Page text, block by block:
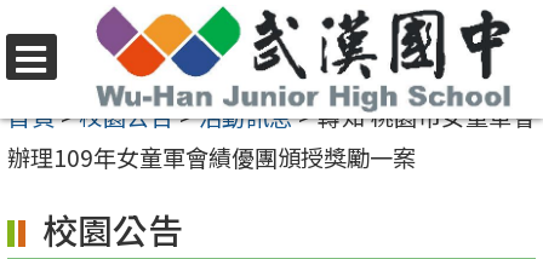
至
要
容
選
單
首頁>校園公告>活動訊息>轉知 桃園市女童軍會
辦理109年女童軍會績優團頒授獎勵一案
校園公告